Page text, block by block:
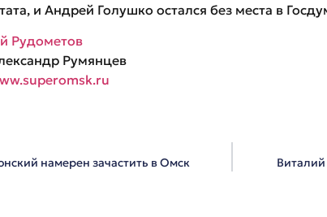
и Андрей Голушко остался без места в
Рудометов
Румянцев
намерен зачастить в Омск